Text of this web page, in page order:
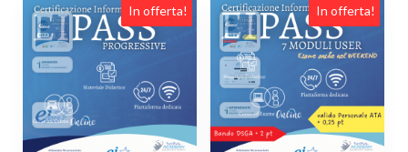
In offerta! In offerta!